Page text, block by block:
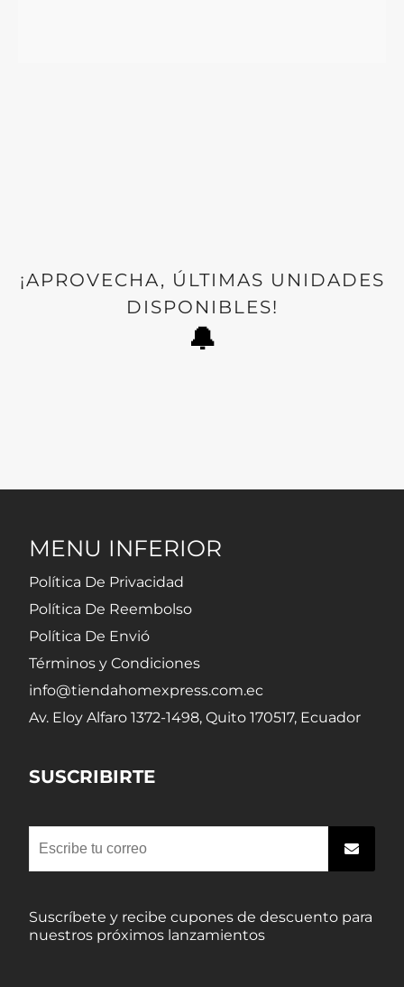
¡APROVECHA, ÚLTIMAS UNIDADES
DISPONIBLES!
🔔
MENU INFERIOR
Política De Privacidad
Política De Reembolso
Política De Envió
Términos y Condiciones
info@tiendahomexpress.com.ec
Av. Eloy Alfaro 1372-1498, Quito 170517, Ecuador
SUSCRIBIRTE
Suscríbete y recibe cupones de descuento para
nuestros próximos lanzamientos